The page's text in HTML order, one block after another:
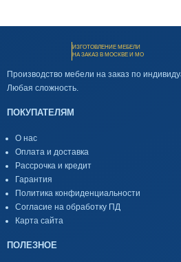
ИЗГОТОВЛЕНИЕ МЕБЕЛИ
НА ЗАКАЗ В МОСКВЕ И МО
Производство мебели на заказ по
Любая сложность.
ПОКУПАТЕЛЯМ
О нас
Оплата и доставка
Рассрочка и кредит
Гарантия
Политика конфиденциальности
Согласие на обработку ПД
Карта сайта
ПОЛЕЗНОЕ